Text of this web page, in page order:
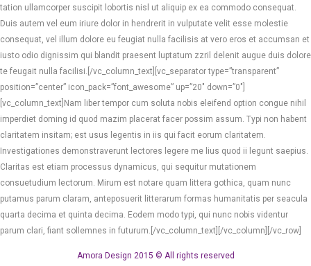
tation ullamcorper suscipit lobortis nisl ut aliquip ex ea commodo consequat.
Duis autem vel eum iriure dolor in hendrerit in vulputate velit esse molestie
consequat, vel illum dolore eu feugiat nulla facilisis at vero eros et accumsan et
iusto odio dignissim qui blandit praesent luptatum zzril delenit augue duis dolore
te feugait nulla facilisi.[/vc_column_text][vc_separator type=”transparent”
position=”center” icon_pack=”font_awesome” up=”20″ down=”0″]
[vc_column_text]Nam liber tempor cum soluta nobis eleifend option congue nihil
imperdiet doming id quod mazim placerat facer possim assum. Typi non habent
claritatem insitam; est usus legentis in iis qui facit eorum claritatem.
Investigationes demonstraverunt lectores legere me lius quod ii legunt saepius.
Claritas est etiam processus dynamicus, qui sequitur mutationem
consuetudium lectorum. Mirum est notare quam littera gothica, quam nunc
putamus parum claram, anteposuerit litterarum formas humanitatis per seacula
quarta decima et quinta decima. Eodem modo typi, qui nunc nobis videntur
parum clari, fiant sollemnes in futurum.[/vc_column_text][/vc_column][/vc_row]
Amora Design 2015 © All rights reserved